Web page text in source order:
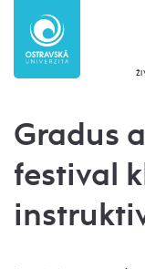
Gradus
festival